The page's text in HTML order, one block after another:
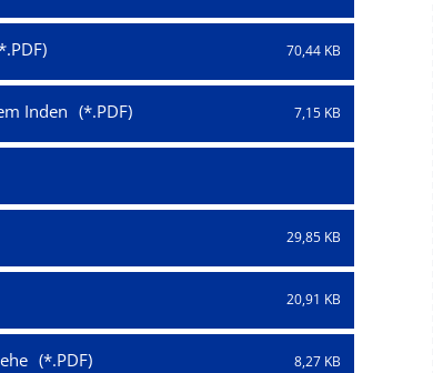
70,44 KB
Inden 7,15 KB
29,85 KB
20,91 KB
8,27 KB